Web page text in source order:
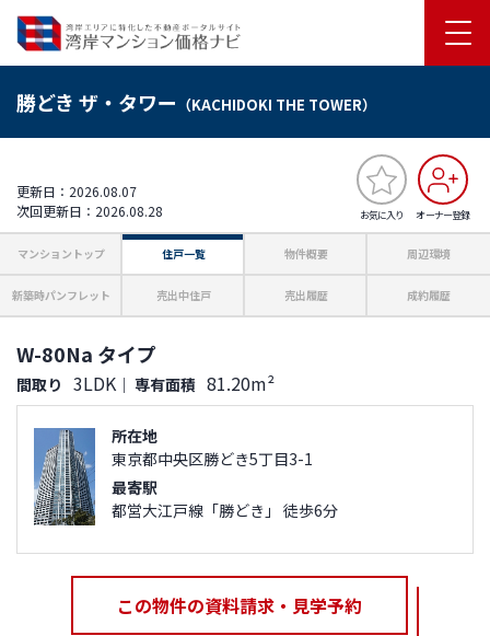
勝どき ザ・タワー （KACHIDOKI THE TOWER）
お気に入り オーナー登録
更新日：2026.08.07
次回更新日：2026.08.28
マンショントップ 住戸一覧 物件概要 周辺環境
新築時パンフレット 売出中住戸 売出履歴 成約履歴
W-80Na タイプ
間取り 3LDK ｜ 専有面積 81.20m²
所在地
東京都中央区勝どき5丁目3-1
最寄駅
都営大江戸線「勝どき」 徒歩6分
この物件の資料請求・見学予約